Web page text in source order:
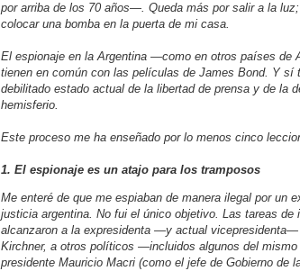
por arriba de los 70 años—. Queda más por salir a la
colocar una bomba en la puerta de mi casa.
El espionaje en la Argentina —como en otros países de
tienen en común con las películas de James Bond. Y sí
debilitado estado actual de la libertad de prensa y de la
hemisferio.
Este proceso me ha enseñado por lo menos cinco
1. El espionaje es un atajo para los tramposos
Me enteré de que me espiaban de manera ilegal por un
justicia argentina. No fui el único objetivo. Las tareas de
alcanzaron a la expresidenta —y actual vicepresidenta—
Kirchner, a otros políticos —incluidos algunos del
presidente Mauricio Macri (como el jefe de Gobierno de